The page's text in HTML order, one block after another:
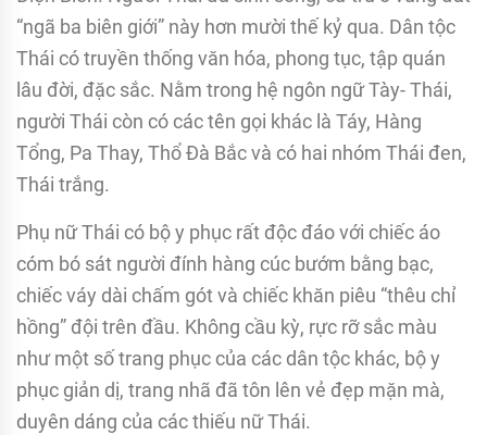
“ngã ba biên giới” này hơn mười thế kỷ qua. Dân tộc
Thái có truyền thống văn hóa, phong tục, tập quán
lâu đời, đặc sắc. Nằm trong hệ ngôn ngữ Tày- Thái,
người Thái còn có các tên gọi khác là Táy, Hàng
Tổng, Pa Thay, Thổ Đà Bắc và có hai nhóm Thái đen,
Thái trắng.
Phụ nữ Thái có bộ y phục rất độc đáo với chiếc áo
cóm bó sát người đính hàng cúc bướm bằng bạc,
chiếc váy dài chấm gót và chiếc khăn piêu “thêu chỉ
hồng” đội trên đầu. Không cầu kỳ, rực rỡ sắc màu
như một số trang phục của các dân tộc khác, bộ y
phục giản dị, trang nhã đã tôn lên vẻ đẹp mặn mà,
duyên dáng của các thiếu nữ Thái.